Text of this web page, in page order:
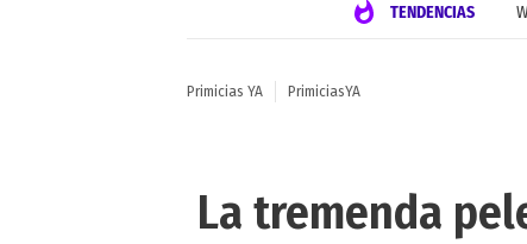
TENDENCIAS
Primicias YA PrimiciasYA
La tremenda